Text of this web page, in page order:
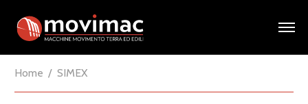
Home SIMEX